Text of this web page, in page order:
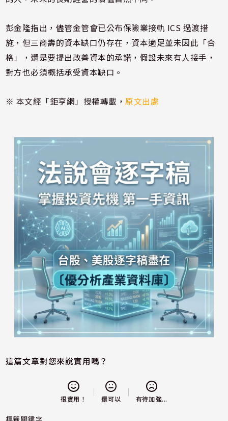
彭金隆指出，儘管金管會已公布保險業接軌 ICS 過渡措
施，但三商壽的資本缺口仍存在，資本適足並未因此「合
格」，還是要提出改善資本的承諾，假設未來有人接手，
對方也必須概括承受資本缺口。
※ 本文經「鉅亨網」授權轉載，原文出處
這篇文章對您來說實用嗎？
很實用！ 還可以 有待加強...